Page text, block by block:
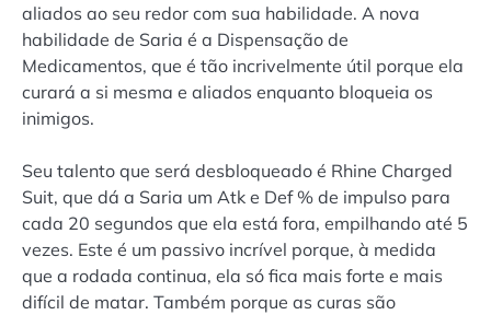
aliados ao seu redor com sua habilidade. A nova
habilidade de Saria é a Dispensação de
Medicamentos, que é tão incrivelmente útil porque ela
curará a si mesma e aliados enquanto bloqueia os
inimigos.
Seu talento que será desbloqueado é Rhine Charged
Suit, que dá a Saria um Atk e Def % de impulso para
cada 20 segundos que ela está fora, empilhando até 5
vezes. Este é um passivo incrível porque, à medida
que a rodada continua, ela só fica mais forte e mais
difícil de matar. Também porque as curas são